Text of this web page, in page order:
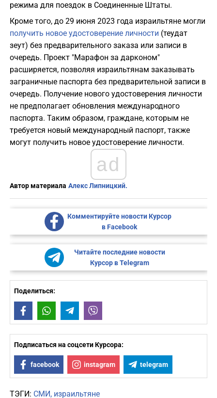
режима для поездок в Соединенные Штаты.
Кроме того, до 29 июня 2023 года израильтяне могли
получить новое удостоверение личности (теудат
зеут) без предварительного заказа или записи в
очередь. Проект "Марафон за дарконом"
расширяется, позволяя израильтянам заказывать
заграничные паспорта без предварительной записи в
очередь. Получение нового удостоверения личности
не предполагает обновления международного
паспорта. Таким образом, граждане, которым не
требуется новый международный паспорт, также
могут получить новое удостоверение личности.
ad
Автор материала Алекс Липницкий.
Комментируйте новости Курсор
в Facebook
Читайте последние новости
Курсор в Telegram
Поделиться:
FacebookWhatsAppTelegram
Подписаться на соцсети Курсора:
facebook instagram telegram
ТЭГИ: СМИ израильтяне